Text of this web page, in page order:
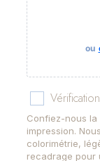
ou
Confiez-nous
impression.
colorimétrie,
recadrage pour